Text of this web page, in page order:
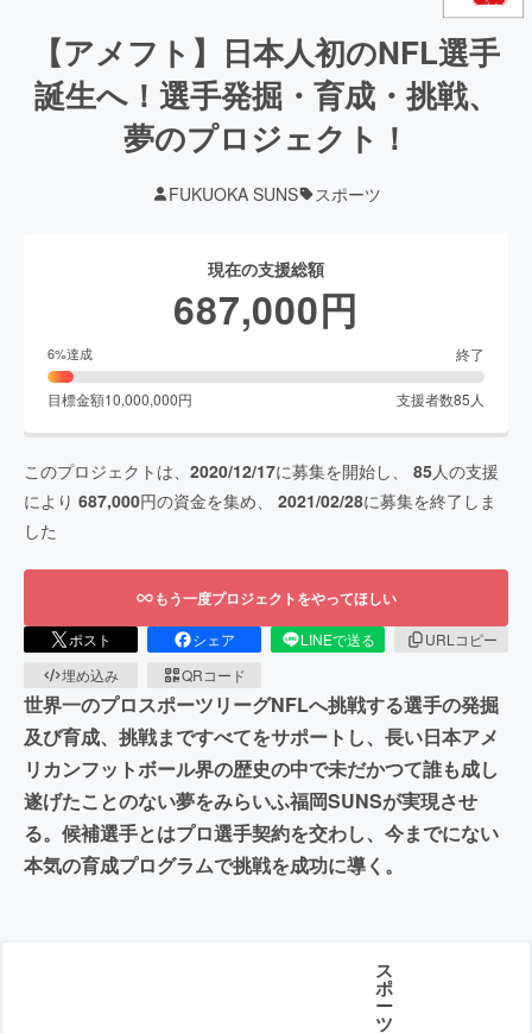
【アメフト】日本人初のNFL選手
誕生へ！選手発掘・育成・挑戦、
夢のプロジェクト！
FUKUOKA SUNS スポーツ
現在の支援総額
687,000円
6%達成 終了
目標金額10,000,000円 支援者数85 人
このプロジェクトは、 2020/12/17に募集を開始し、 85人の支援
により 687,000円の資金を集め、 2021/02/28に募集を終了しま
した
もう一度プロジェクトをやってほしい
ポスト シェア LINEで送る
URLコピー
埋め込み
QRコード
世界一のプロスポーツリーグNFLへ挑戦する選手の発掘
及び育成、挑戦まですべてをサポートし、長い日本アメ
リカンフットボール界の歴史の中で未だかつて誰も成し
遂げたことのない夢をみらいふ福岡SUNSが実現させ
る。候補選手とはプロ選手契約を交わし、今までにない
本気の育成プログラムで挑戦を成功に導く。
ス
ポ
ー
ツ